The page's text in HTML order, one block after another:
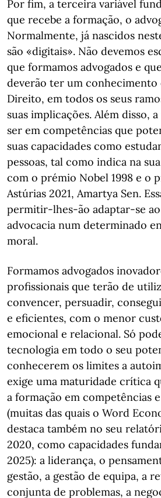
Por fim, a terceira variável
que recebe a formação, o
Normalmente, já nascidos
são «digitais». Não devemos
que formamos advogados e
deverão ter um conhecimento
Direito, em todos os seus
suas implicações. Além disso,
ser em competências que
suas capacidades como
pessoas, tal como indica na
com o prémio Nobel 1998 e o
Astúrias 2021, Amartya Sen.
permitir-lhes-ão adaptar-se
advocacia num determinado
moral.
Formamos advogados
profissionais que terão de
convencer, persuadir,
e eficientes, com o menor
emocional e relacional. Só
tecnologia em todo o seu
conhecerem os limites a
exige uma maturidade crítica
a formação em competências
(muitas das quais o Word
destaca também no seu
2020, como capacidades
2025): a liderança, o
gestão, a gestão de equipa, a
conjunta de problemas, a